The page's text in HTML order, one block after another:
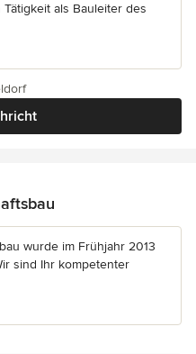
als Bauleiter des
wurde im Frühjahr 2013
sind Ihr kompetenter